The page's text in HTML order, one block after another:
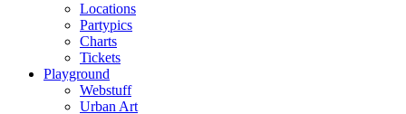
Locations
Partypics
Charts
Tickets
Playground
Webstuff
Urban Art